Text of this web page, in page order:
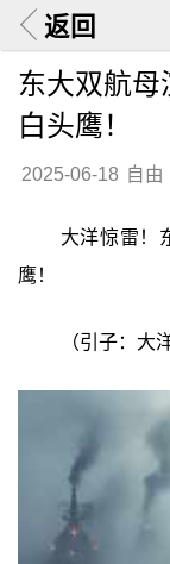
返回
东大双航母
白头鹰！
2025-06-18 自由
大洋惊雷！
鹰！
（引子：大